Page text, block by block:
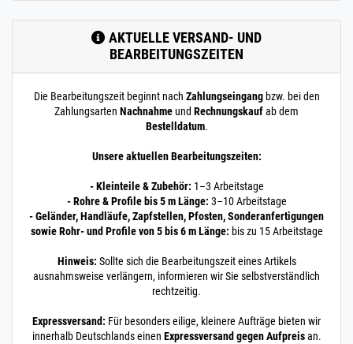
AKTUELLE VERSAND- UND
BEARBEITUNGSZEITEN
Die Bearbeitungszeit beginnt nach Zahlungseingangbzw. bei den
Zahlungsarten Nachnahmeund Rechnungskaufab dem
Bestelldatum.
Unsere aktuellen Bearbeitungszeiten:
- Kleinteile & Zubehör: 1–3 Arbeitstage
- Rohre & Profile bis 5 m Länge: 3–10 Arbeitstage
- Geländer, Handläufe, Zapfstellen, Pfosten, Sonderanfertigungen
sowie Rohr- und Profile von 5 bis 6 m Länge: bis zu 15 Arbeitstage
Hinweis: Sollte sich die Bearbeitungszeit eines Artikels
ausnahmsweise verlängern, informieren wir Sie selbstverständlich
rechtzeitig.
Expressversand: Für besonders eilige, kleinere Aufträge bieten wir
innerhalb Deutschlands einen Expressversand gegen Aufpreisan.